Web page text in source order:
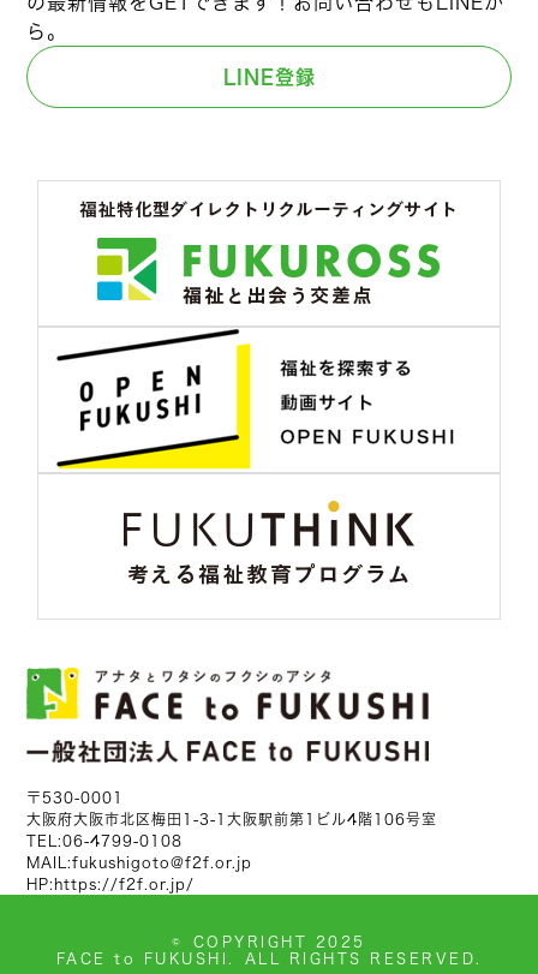
ら。
LINE登録
〒530-0001
大阪府大阪市北区梅田1-3-1大阪駅前第1ビル4階106号室
TEL:06-4799-0108
MAIL:fukushigoto@f2f.or.jp
HP: https://f2f.or.jp/
©
COPYRIGHT 2025
FACE to FUKUSHI.
ALL RIGHTS RESERVED.